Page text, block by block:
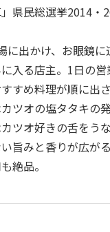
」県民総選挙2014
に出かけ、お眼鏡
入る店主。1日の営
すめ料理が順に出
ツオの塩タタキの
ツオ好きの舌をう
旨みと香りが広が
絶品。